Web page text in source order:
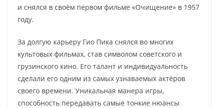
и снялся в своём первом фильме «Очищение» в 1957
году.
За долгую карьеру Гио Пика снялся во многих
культовых фильмах, став символом советского и
грузинского кино. Его талант и индивидуальность
сделали его одним из самых узнаваемых актёров
своего времени. Уникальная манера игры,
способность передавать самые тонкие нюансы